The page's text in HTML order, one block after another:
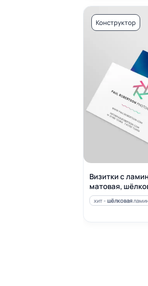
Конструктор
Визитки с
матовая,
хит - шёлковая